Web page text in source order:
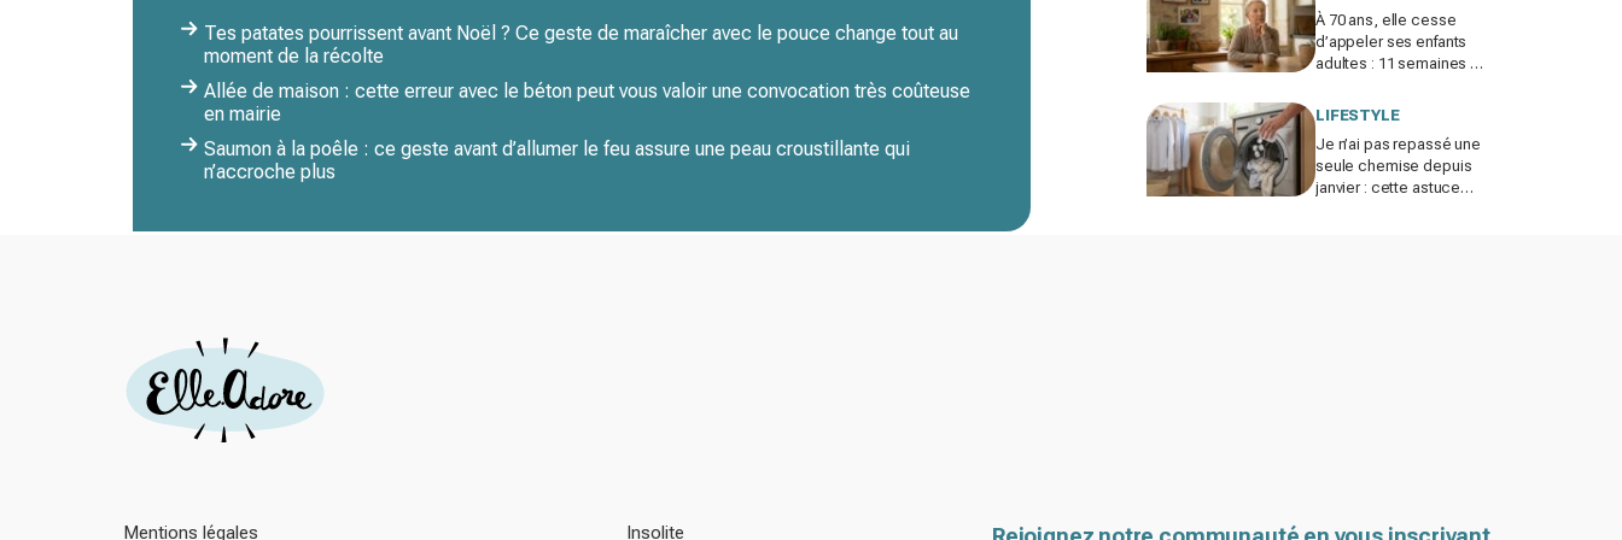
Tes patates pourrissent avant Noël ? Ce geste de maraîcher avec le pouce change tout au
moment de la récolte
Allée de maison : cette erreur avec le béton peut vous valoir une convocation très coûteuse
en mairie
Saumon à la poêle : ce geste avant d’allumer le feu assure une peau croustillante qui
n’accroche plus
À 70 ans, elle cesse
d’appeler ses enfants
adultes : 11 semaines de
brutale sur les familles
LIFESTYLE
Je n’ai pas repassé une
seule chemise depuis
janvier : cette astuce
Mentions légales Insolite